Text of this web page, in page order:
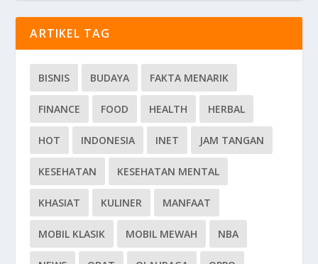
ARTIKEL TAG
BISNIS BUDAYA FAKTA MENARIK
FINANCE FOOD HEALTH HERBAL
HOT INDONESIA INET JAM TANGAN
KESEHATAN KESEHATAN MENTAL
KHASIAT KULINER MANFAAT
MOBIL KLASIK MOBIL MEWAH NBA